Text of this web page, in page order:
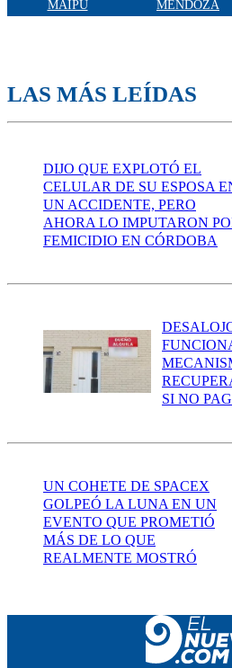
MAIPÚ MENDOZA
LAS MÁS LEÍDAS
DIJO QUE EXPLOTÓ EL
CELULAR DE SU ESPOSA
UN ACCIDENTE, PERO
AHORA LO IMPUTARON
FEMICIDIO EN CÓRDOBA
SI NO
UN COHETE DE SPACEX
GOLPEÓ LA LUNA EN UN
EVENTO QUE PROMETIÓ
MÁS DE LO QUE
REALMENTE MOSTRÓ